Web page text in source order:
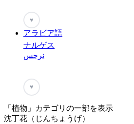
♥
アラビア語
ナルゲス
نرجس
♥
「植物」カテゴリの一部を表示
沈丁花（じんちょうげ）